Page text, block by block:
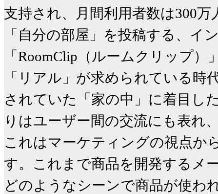
支持され、月間利用者数は300
「自分の部屋」を投稿する、イ
「RoomClip（ルームクリップ）
「リアル」が求められている
されていた「家の中」に着目し
りはユーザー間の交流にも表れ
これはマーケティングの視点か
す。これまで商品を開発するメ
どのようなシーンで商品が使わ